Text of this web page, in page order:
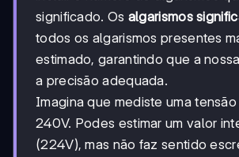
significado. Os algarismos
todos os algarismos presentes
estimado, garantindo que a
a precisão adequada.
Imagina que mediste uma
240V. Podes estimar um valor
(224V), mas não faz sentido